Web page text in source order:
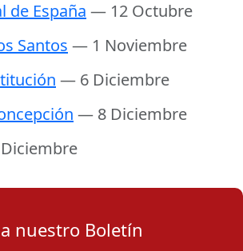
de España — 12 Octubre
Santos — 1 Noviembre
— 6 Diciembre
— 8 Diciembre
nuestro Boletín